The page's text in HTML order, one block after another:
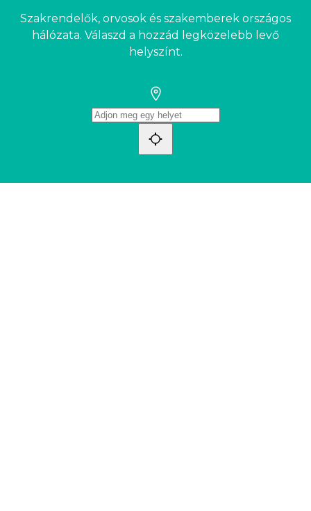
Szakrendelők, orvosok és szakemberek országos
hálózata. Válaszd a hozzád legközelebb levő
helyszínt.